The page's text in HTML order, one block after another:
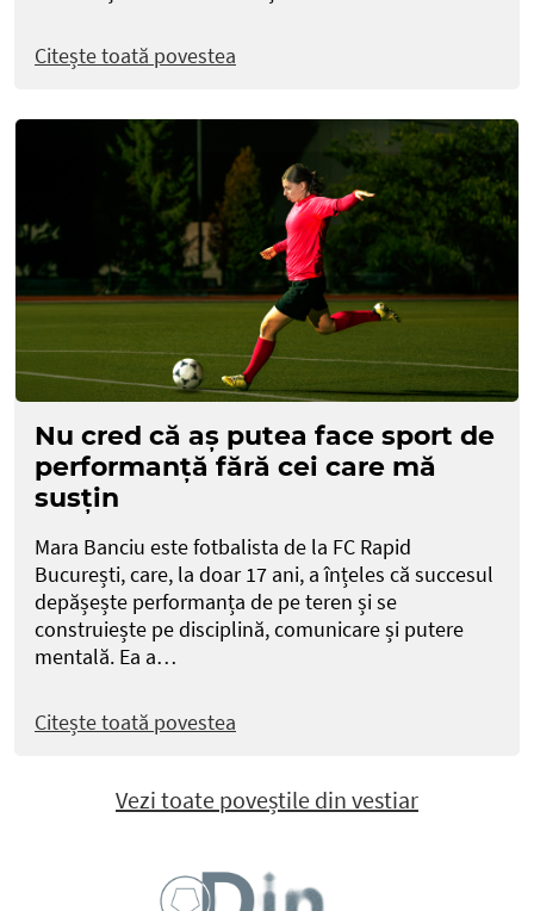
Citește toată povestea
Nu cred că aș putea face sport de
performanță fără cei care mă
susțin
Mara Banciu este fotbalista de la FC Rapid
București, care, la doar 17 ani, a înțeles că succesul
depășește performanța de pe teren și se
construiește pe disciplină, comunicare și putere
mentală. Ea a…
Citește toată povestea
Vezi toate poveștile din vestiar